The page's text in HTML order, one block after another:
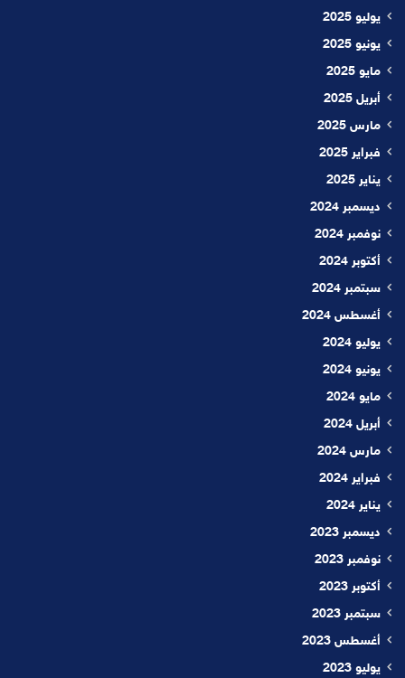
يوليو 2025
يونيو 2025
مايو 2025
أبريل 2025
مارس 2025
فبراير 2025
يناير 2025
ديسمبر 2024
نوفمبر 2024
أكتوبر 2024
سبتمبر 2024
أغسطس 2024
يوليو 2024
يونيو 2024
مايو 2024
أبريل 2024
مارس 2024
فبراير 2024
يناير 2024
ديسمبر 2023
نوفمبر 2023
أكتوبر 2023
سبتمبر 2023
أغسطس 2023
يوليو 2023